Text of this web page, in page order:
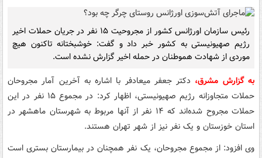
رئیس سازمان اورژانس کشور از مجروحیت ۱۵ نفر در جریان حملات اخیر
رژیم صهیونیستی به کشور خبر داد و گفت: خوشبختانه تاکنون هیچ
موردی از شهادت هموطنان در حمله اخیر گزارش نشده است.
به گزارش مشرق، دکتر جعفر میعادفر با اشاره به آخرین آمار مجروحان
حملات متجاوزانه رژیم صهیونیستی، اظهار کرد: در مجموع ۱۵ نفر در این
حملات مجروح شده‌اند که ۱۴ نفر از آنها مربوط به شهرستان ماهشهر در
استان خوزستان و یک نفر نیز از شهر تهران هستند.
وی افزود: از مجموع مجروحان، یک نفر همچنان در بیمارستان بستری است